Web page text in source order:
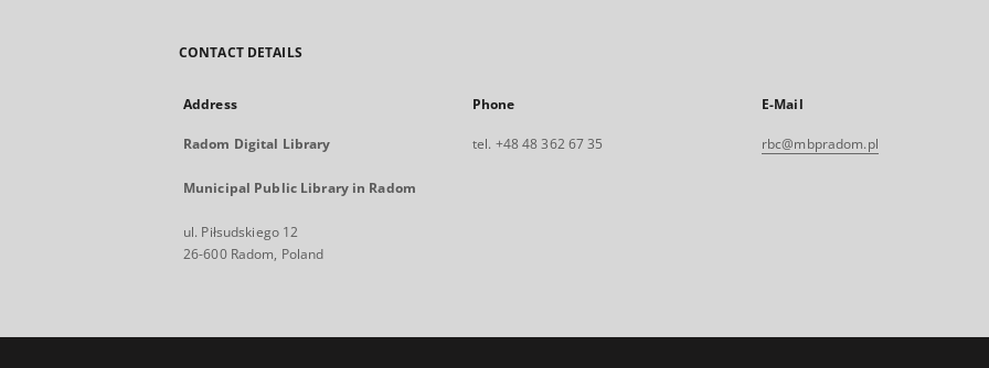
CONTACT DETAILS
Address
Radom Digital Library
Municipal Public Library in Radom
ul. Piłsudskiego 12
26-600 Radom, Poland
Phone
tel. +48 48 362 67 35
E-Mail
rbc@mbpradom.pl